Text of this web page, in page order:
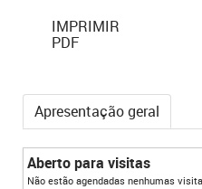
IMPRIMIR
PDF
Apresentação geral
Aberto para visitas
Não estão agendadas nenhumas